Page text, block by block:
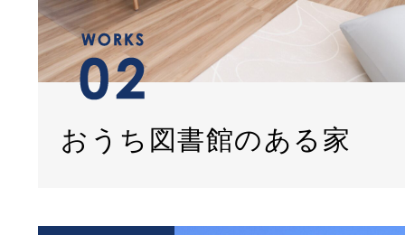
おうち図書館のある家